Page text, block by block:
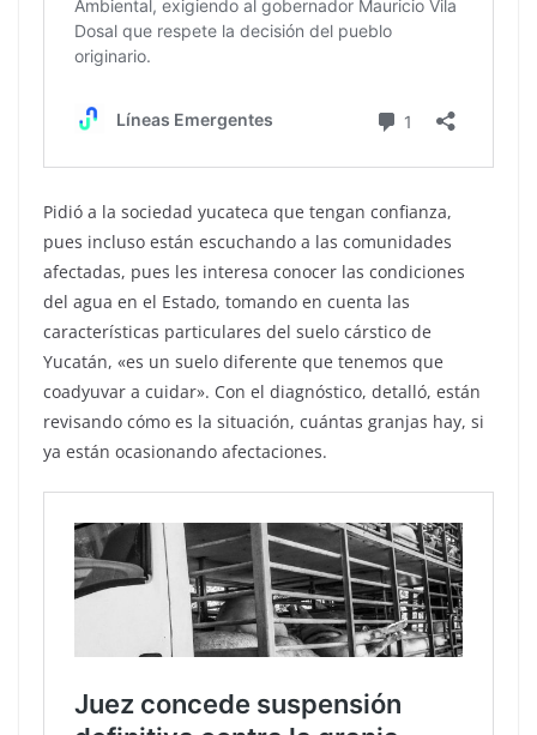
Pidió a la sociedad yucateca que tengan confianza,
pues incluso están escuchando a las comunidades
afectadas, pues les interesa conocer las condiciones
del agua en el Estado, tomando en cuenta las
características particulares del suelo cárstico de
Yucatán, «es un suelo diferente que tenemos que
coadyuvar a cuidar». Con el diagnóstico, detalló, están
revisando cómo es la situación, cuántas granjas hay, si
ya están ocasionando afectaciones.